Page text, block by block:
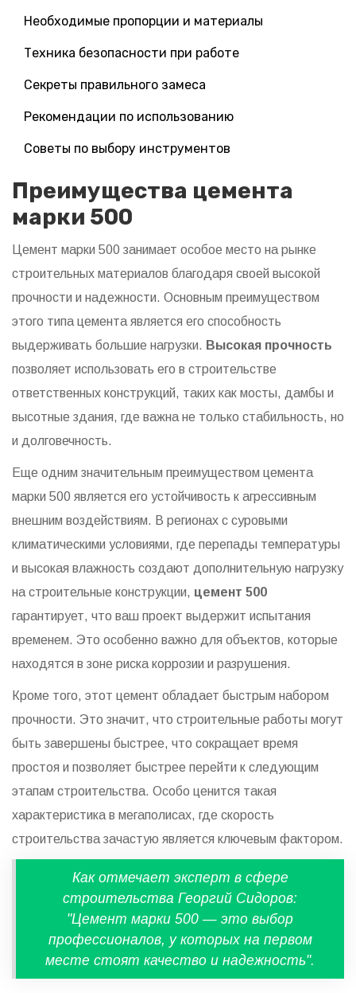
Необходимые пропорции и материалы
Техника безопасности при работе
Секреты правильного замеса
Рекомендации по использованию
Советы по выбору инструментов
Преимущества цемента
марки 500
Цемент марки 500 занимает особое место на рынке
строительных материалов благодаря своей высокой
прочности и надежности. Основным преимуществом
этого типа цемента является его способность
выдерживать большие нагрузки. Высокая прочность
позволяет использовать его в строительстве
ответственных конструкций, таких как мосты, дамбы и
высотные здания, где важна не только стабильность, но
и долговечность.
Еще одним значительным преимуществом цемента
марки 500 является его устойчивость к агрессивным
внешним воздействиям. В регионах с суровыми
климатическими условиями, где перепады температуры
и высокая влажность создают дополнительную нагрузку
на строительные конструкции, цемент 500
гарантирует, что ваш проект выдержит испытания
временем. Это особенно важно для объектов, которые
находятся в зоне риска коррозии и разрушения.
Кроме того, этот цемент обладает быстрым набором
прочности. Это значит, что строительные работы могут
быть завершены быстрее, что сокращает время
простоя и позволяет быстрее перейти к следующим
этапам строительства. Особо ценится такая
характеристика в мегаполисах, где скорость
строительства зачастую является ключевым фактором.
Как отмечает эксперт в сфере
строительства Георгий Сидоров:
"Цемент марки 500 — это выбор
профессионалов, у которых на первом
месте стоят качество и надежность".